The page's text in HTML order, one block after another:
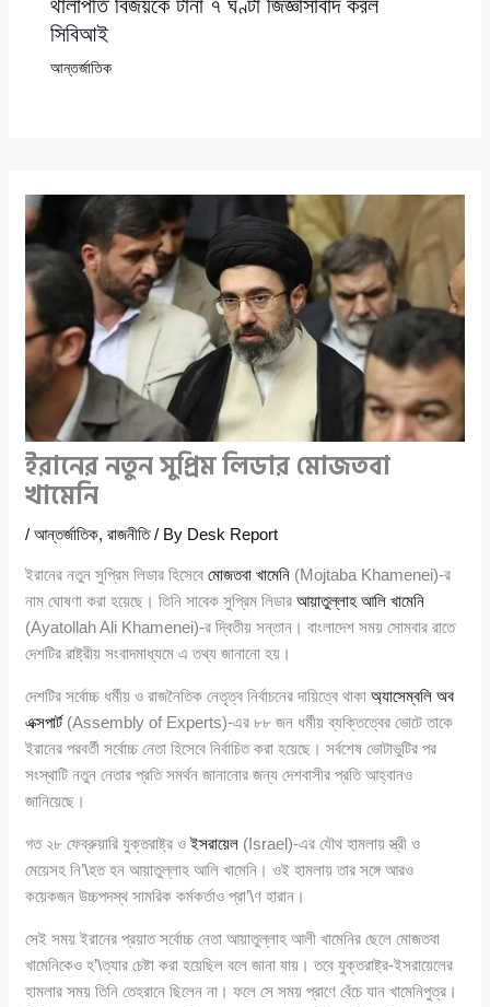
থালাপতি বিজয়কে টানা ৭ ঘণ্টা জিজ্ঞাসাবাদ করল
সিবিআই
আন্তর্জাতিক
ইরানের নতুন সুপ্রিম লিডার মোজতবা
খামেনি
/আন্তর্জাতিক,রাজনীতি/ By Desk Report
ইরানের নতুন সুপ্রিম লিডার হিসেবেমোজতবা খামেনি (Mojtaba Khamenei)-র
নাম ঘোষণা করা হয়েছে। তিনি সাবেক সুপ্রিম লিডারআয়াতুল্লাহ আলি খামেনি
(Ayatollah Ali Khamenei)-র দ্বিতীয় সন্তান। বাংলাদেশ সময় সোমবার রাতে
দেশটির রাষ্ট্রীয় সংবাদমাধ্যমে এ তথ্য জানানো হয়।
দেশটির সর্বোচ্চ ধর্মীয় ও রাজনৈতিক নেতৃত্ব নির্বাচনের দায়িত্বে থাকাঅ্যাসেম্বলি অব
এক্সপার্ট(Assembly of Experts)-এর ৮৮ জন ধর্মীয় ব্যক্তিত্বের ভোটে তাকে
ইরানের পরবর্তী সর্বোচ্চ নেতা হিসেবে নির্বাচিত করা হয়েছে। সর্বশেষ ভোটাভুটির পর
সংস্থাটি নতুন নেতার প্রতি সমর্থন জানানোর জন্য দেশবাসীর প্রতি আহ্বানও
জানিয়েছে।
গত ২৮ ফেব্রুয়ারি যুক্তরাষ্ট্র ওইসরায়েল (Israel)-এর যৌথ হামলায় স্ত্রী ও
মেয়েসহ নি’\হত হন আয়াতুল্লাহ আলি খামেনি। ওই হামলায় তার সঙ্গে আরও
কয়েকজন উচ্চপদস্থ সামরিক কর্মকর্তাও প্রা’\ণ হারান।
সেই সময় ইরানের প্রয়াত সর্বোচ্চ নেতা আয়াতুল্লাহ আলী খামেনির ছেলে মোজতবা
খামেনিকেও হ’\ত্যার চেষ্টা করা হয়েছিল বলে জানা যায়। তবে যুক্তরাষ্ট্র-ইসরায়েলের
হামলার সময় তিনি তেহরানে ছিলেন না। ফলে সে সময় প্রাণে বেঁচে যান খামেনিপুত্র।